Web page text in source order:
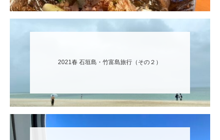
2021春 石垣島・竹富島旅行（その２）